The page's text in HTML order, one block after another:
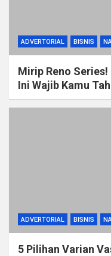
ADVERTORIAL BISNIS
Mirip Reno Series!
Ini Wajib Kamu
ADVERTORIAL BISNIS
5 Pilihan Varian